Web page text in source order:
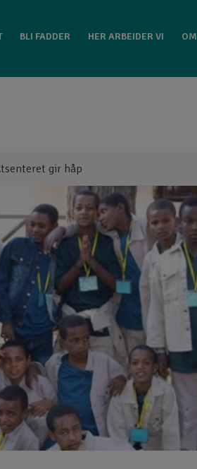
BLI FADDER HER ARBEIDER VI
KONTAKT GATEFOLKET
gir håp